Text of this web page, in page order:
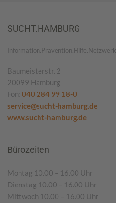
SUCHT.HAMBURG
Information.Prävention.Hilfe.Netzwerk.
Baumeisterstr. 2
20099 Hamburg
Fon: 040 284 99 18-0
service@sucht-hamburg.de
www.sucht-hamburg.de
Bürozeiten
Montag 10.00 – 16.00 Uhr
Dienstag 10.00 – 16.00 Uhr
Mittwoch 10.00 – 16.00 Uhr